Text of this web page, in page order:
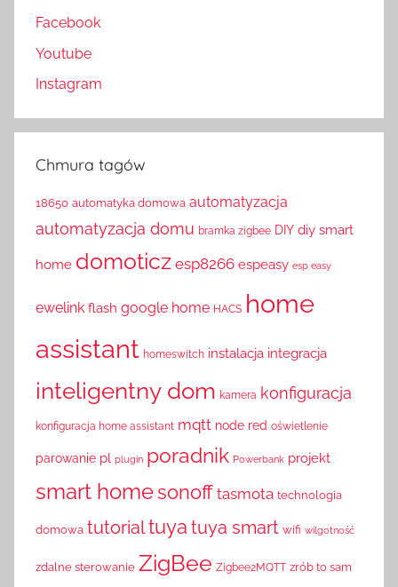
Facebook
Youtube
Instagram
Chmura tagów
18650 automatyka domowa automatyzacja
automatyzacja domu bramka zigbee DIY diy smart
home domoticz esp8266 espeasy esp easy
ewelink flash google home HACS home
assistant homeswitch instalacja integracja
inteligentny dom kamera konfiguracja
konfiguracja home assistant mqtt node red oświetlenie
parowanie pl plugin poradnik Powerbank projekt
smart home sonoff tasmota technologia
domowa tutorialtuya tuya smart wifi wilgotność
zdalne sterowanie ZigBee Zigbee2MQTT zrób to sam